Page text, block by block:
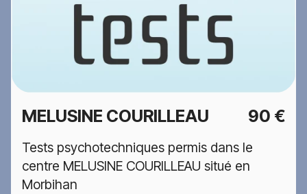
MELUSINE COURILLEAU 90 €
Tests psychotechniques permis dans le
centre MELUSINE COURILLEAU situé en
Morbihan